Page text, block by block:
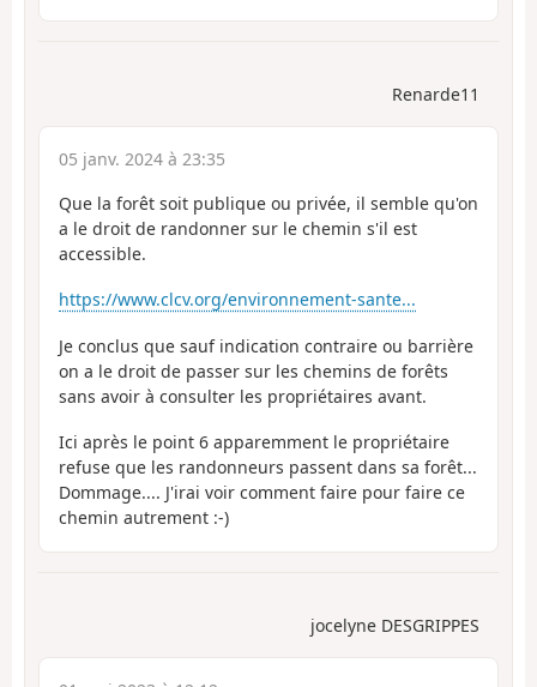
Renarde11
05 janv. 2024 à 23:35
Que la forêt soit publique ou privée, il semble qu'on
a le droit de randonner sur le chemin s'il est
accessible.
https://www.clcv.org/environnement-sante...
Je conclus que sauf indication contraire ou barrière
on a le droit de passer sur les chemins de forêts
sans avoir à consulter les propriétaires avant.
Ici après le point 6 apparemment le propriétaire
refuse que les randonneurs passent dans sa forêt...
Dommage.... J'irai voir comment faire pour faire ce
chemin autrement :-)
jocelyne DESGRIPPES